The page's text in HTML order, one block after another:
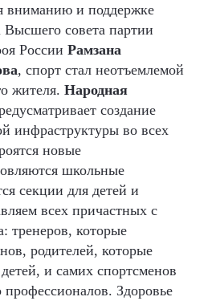
вниманию и поддержке
Высшего совета партии
России Рамзана
, спорт стал неотъемлемой
жителя. Народная
создание
инфраструктуры во всех
новые
школьные
секции для детей и
всех причастных с
тренеров, которые
родителей, которые
и самих спортсменов
Здоровье